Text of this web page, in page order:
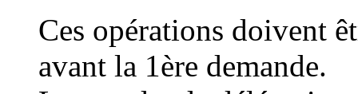
Ces opérations doivent
avant la 1ère demande.